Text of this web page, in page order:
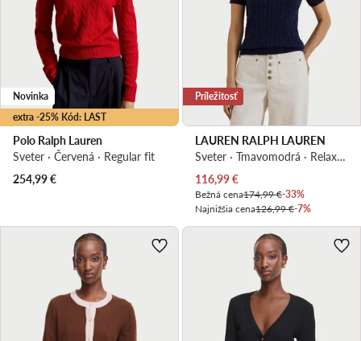
extra -25% Kód: LAST
Novinka
Polo Ralph Lauren
Sveter · Červená · Regular fit
254,99€
Príležitosť
LAUREN RALPH LAUREN
Sveter · Tmavomodrá · Relaxed fit
Aktuálna cena
116,99€
Bežná cena174,99 €-33%
Najnižšia cena126,99 €-7%